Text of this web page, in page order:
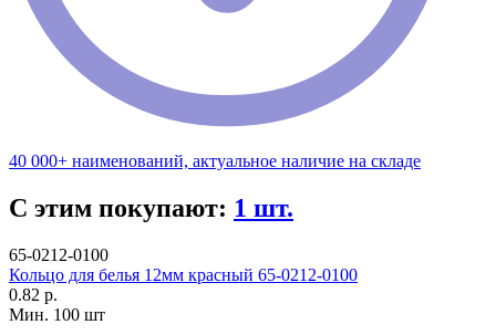
40 000+ наименований, актуальное наличие на складе
С этим покупают: 1 шт.
65-0212-0100
Кольцо для белья 12мм красный 65-0212-0100
0.82 р.
Мин. 100 шт